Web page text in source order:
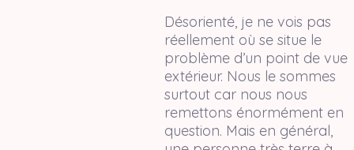
Désorienté, je ne vois pas
réellement où se situe le
problème d’un point de vue
extérieur. Nous le sommes
surtout car nous nous
remettons énormément en
question. Mais en général,